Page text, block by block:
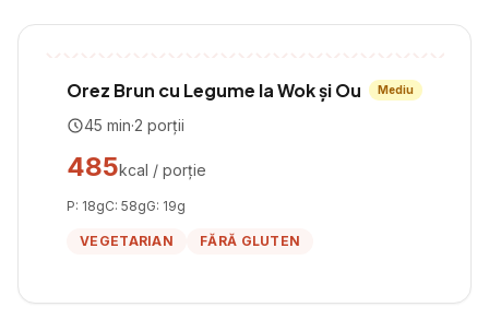
Orez Brun cu Legume la Wok și Ou Mediu
45 min·2 porții
485kcal / porție
P: 18gC: 58gG: 19g
VEGETARIAN FĂRĂ GLUTEN